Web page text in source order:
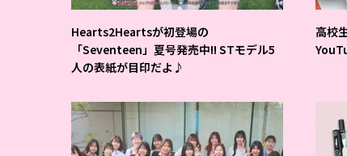
Hearts2Heartsが初登場の
「Seventeen」夏号発売中!! STモデル5
人の表紙が目印だよ♪
高校